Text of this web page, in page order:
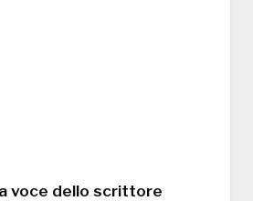
voce dello scrittore